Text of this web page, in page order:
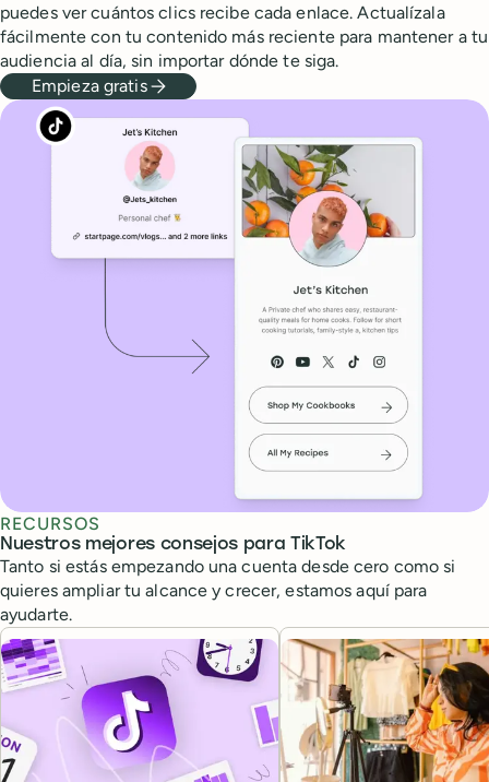
puedes ver cuántos clics recibe cada enlace. Actualízala
fácilmente con tu contenido más reciente para mantener a tu
audiencia al día, sin importar dónde te siga.
Empieza gratis
RECURSOS
Nuestros mejores consejos para TikTok
Tanto si estás empezando una cuenta desde cero como si
quieres ampliar tu alcance y crecer, estamos aquí para
ayudarte.